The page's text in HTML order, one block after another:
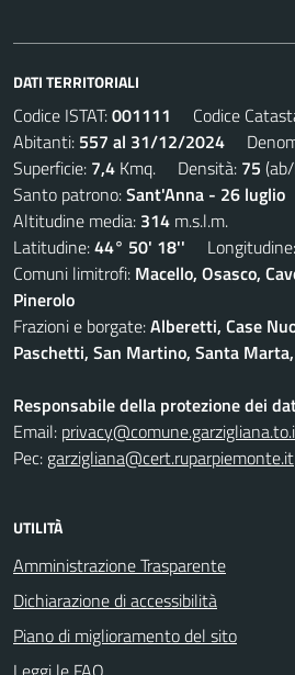
DATI TERRITORIALI
Codice ISTAT:001111 Codice
Abitanti: 557 al 31/12/2024
Superficie: 7,4 Kmq. Densità: 75
Santo patrono:Sant'Anna - 26 luglio
Altitudine media: 314 m.s.l.m.
Latitudine:44° 50' 18'' Longitudine:
Comuni limitrofi: Macello, Osasco,
Pinerolo
Frazioni e borgate:Alberetti, Case
Paschetti, San Martino, Santa
Responsabile della protezione dei
Email:
Pec: garzigliana@cert.ruparpiemonte.it
UTILITÀ
Amministrazione Trasparente
Dichiarazione di accessibilità
Piano di miglioramento del sito